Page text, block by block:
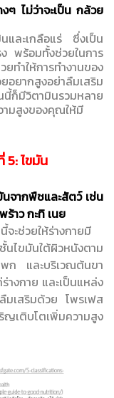
ๆ ไม่ว่าจะเป็น กล้วย
นและเกลือแร่ ซึ่งเป็น
ง พร้อมทั้งช่วยในการ
ำให้การทำงานของ
ยากสูงอย่าลืมเสริม
ก็มีวิตามินรวมหลาย
ามสูงของคุณให้มี
5: ไขมัน
นจากพืชและสัตว์ เช่น
าว กะทิ เนย
จะช่วยให้ร่างกายมี
ไขมันใต้ผิวหนังตาม
ก และบริเวณต้นขา
างกาย และเป็นแหล่ง
มเสริมด้วย โพรเฟส
ญเติบโตเพิ่มความสูง